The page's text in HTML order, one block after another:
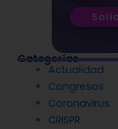
Categorías
Actualidad
Congresos
Coronavirus
CRISPR